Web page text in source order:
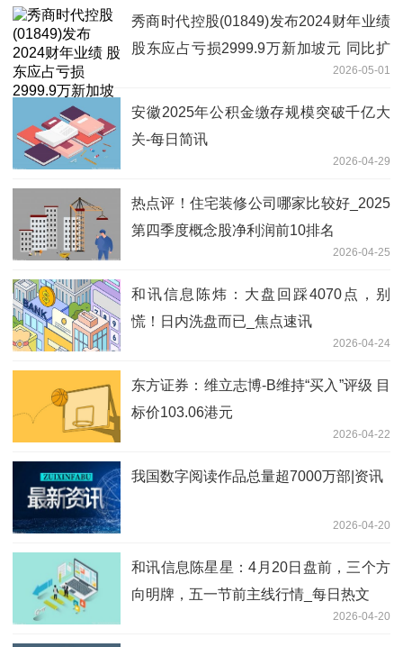
秀商时代控股(01849)发布2024财年业绩
股东应占亏损2999.9万新加坡元 同比扩
2026-05-01
安徽2025年公积金缴存规模突破千亿大
关-每日简讯
2026-04-29
热点评！住宅装修公司哪家比较好_2025
第四季度概念股净利润前10排名
2026-04-25
和讯信息陈炜：大盘回踩4070点，别
慌！日内洗盘而已_焦点速讯
2026-04-24
东方证券：维立志博-B维持“买入”评级 目
标价103.06港元
2026-04-22
我国数字阅读作品总量超7000万部|资讯
2026-04-20
和讯信息陈星星：4月20日盘前，三个方
向明牌，五一节前主线行情_每日热文
2026-04-20